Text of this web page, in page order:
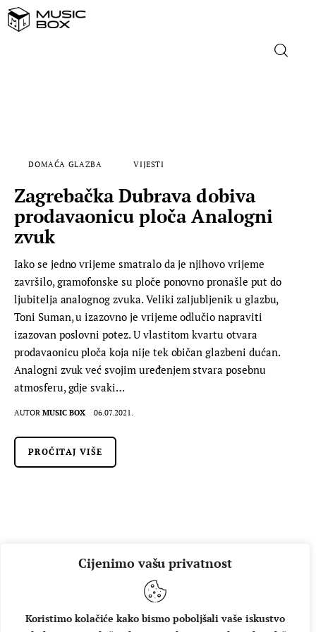
Cijenimo vašu privatnost
Koristimo kolačiće kako bismo poboljšali vaše iskustvo
DOMAĆA GLAZBA VIJESTI
Zagrebačka Dubrava dobiva
prodavaonicu ploča Analogni
zvuk
Iako se jedno vrijeme smatralo da je njihovo vrijeme
završilo, gramofonske su ploče ponovno pronašle put do
ljubitelja analognog zvuka. Veliki zaljubljenik u glazbu,
Toni Suman, u izazovno je vrijeme odlučio napraviti
izazovan poslovni potez. U vlastitom kvartu otvara
prodavaonicu ploča koja nije tek običan glazbeni dućan.
Analogni zvuk već svojim uređenjem stvara posebnu
atmosferu, gdje svaki…
AUTOR MUSIC BOX 06.07.2021.
PROČITAJ VIŠE